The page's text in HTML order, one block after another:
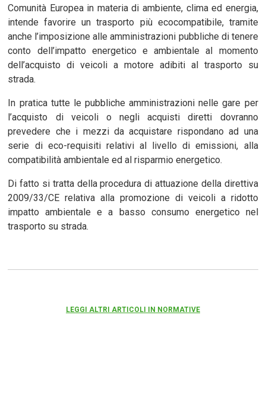
Comunità Europea in materia di ambiente, clima ed energia,
intende favorire un trasporto più ecocompatibile, tramite
anche l’imposizione alle amministrazioni pubbliche di tenere
conto dell’impatto energetico e ambientale al momento
dell’acquisto di veicoli a motore adibiti al trasporto su
strada.
In pratica tutte le pubbliche amministrazioni nelle gare per
l’acquisto di veicoli o negli acquisti diretti dovranno
prevedere che i mezzi da acquistare rispondano ad una
serie di eco-requisiti relativi al livello di emissioni, alla
compatibilità ambientale ed al risparmio energetico.
Di fatto si tratta della procedura di attuazione della direttiva
2009/33/CE relativa alla promozione di veicoli a ridotto
impatto ambientale e a basso consumo energetico nel
trasporto su strada.
LEGGI ALTRI ARTICOLI IN NORMATIVE